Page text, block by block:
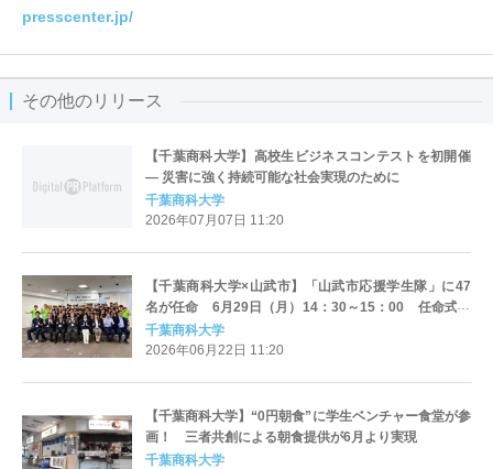
presscenter.jp/
その他のリリース
【千葉商科大学】高校生ビジネスコンテストを初開催
― 災害に強く持続可能な社会実現のために
千葉商科大学
2026年07月07日 11:20
【千葉商科大学×山武市】「山武市応援学生隊」に47
名が任命 6月29日（月）14：30～15：00 任命式・
報告会を開催
千葉商科大学
2026年06月22日 11:20
【千葉商科大学】“0円朝食”に学生ベンチャー食堂が参
画！ 三者共創による朝食提供が6月より実現
千葉商科大学